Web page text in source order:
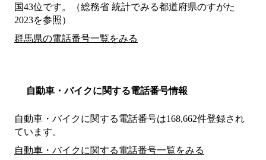
国43位です。（総務省 統計でみる都道府県のすがた
2023を参照）
群馬県の電話番号一覧をみる
自動車・バイクに関する電話番号情報
自動車・バイクに関する電話番号は168,662件登録され
ています。
自動車・バイクに関する電話番号一覧をみる